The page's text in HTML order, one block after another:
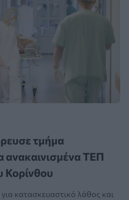
τμήμα
ΤΕΠ
Κορίνθου
κατασκευαστικό λάθος και